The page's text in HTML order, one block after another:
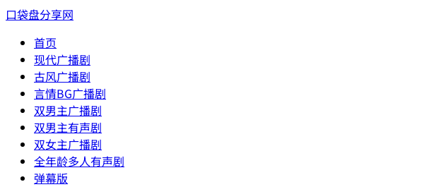
口袋盘分享网
首页
现代广播剧
古风广播剧
言情BG广播剧
双男主广播剧
双男主有声剧
双女主广播剧
全年龄多人有声剧
弹幕版